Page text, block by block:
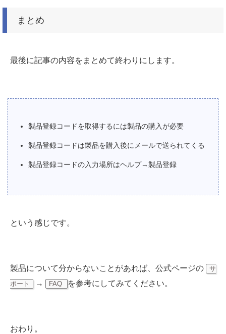
まとめ
最後に記事の内容をまとめて終わりにします。
製品登録コードを取得するには製品の購入が必要
製品登録コードは製品を購入後にメールで送られてくる
製品登録コードの入力場所はヘルプ→製品登録
という感じです。
製品について分からないことがあれば、公式ページの
サ
ポート
→ FAQ を参考にしてみてください。
おわり。